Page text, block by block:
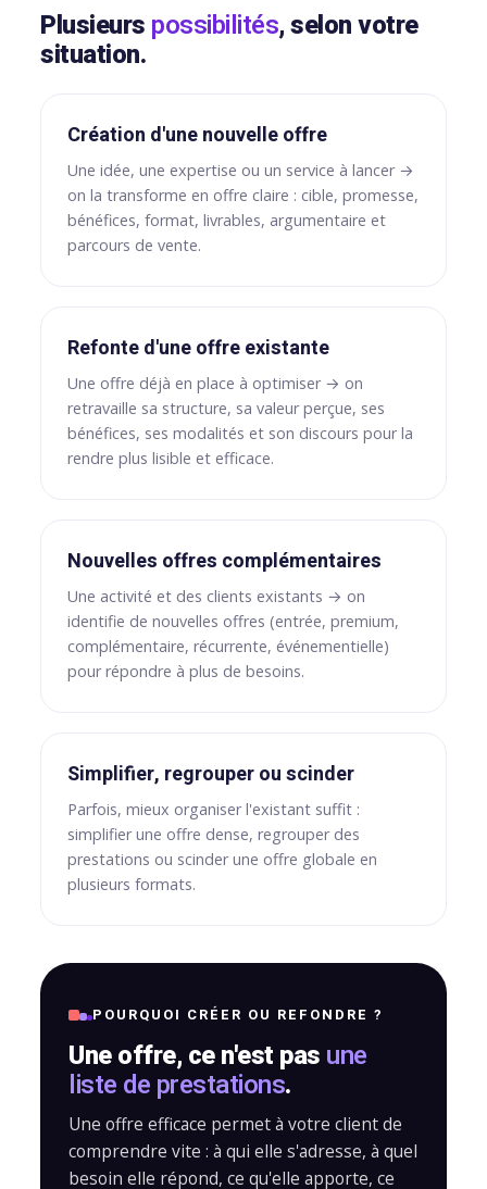
Plusieurs possibilités, selon votre
situation.
Création d'une nouvelle offre
Une idée, une expertise ou un service à lancer →
on la transforme en offre claire : cible, promesse,
bénéfices, format, livrables, argumentaire et
parcours de vente.
Refonte d'une offre existante
Une offre déjà en place à optimiser → on
retravaille sa structure, sa valeur perçue, ses
bénéfices, ses modalités et son discours pour la
rendre plus lisible et efficace.
Nouvelles offres complémentaires
Une activité et des clients existants → on
identifie de nouvelles offres (entrée, premium,
complémentaire, récurrente, événementielle)
pour répondre à plus de besoins.
Simplifier, regrouper ou scinder
Parfois, mieux organiser l'existant suffit :
simplifier une offre dense, regrouper des
prestations ou scinder une offre globale en
plusieurs formats.
POURQUOI CRÉER OU REFONDRE ?
Une offre, ce n'est pas une
liste de prestations.
Une offre efficace permet à votre client de
comprendre vite : à qui elle s'adresse, à quel
besoin elle répond, ce qu'elle apporte, ce